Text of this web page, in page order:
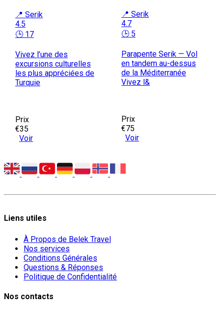
📍 Serik
4.5
🕒 17
Vivez l’une des
excursions culturelles
les plus appréciées de
Turquie
Prix
€35
Voir
📍 Serik
4.7
🕒 5
Parapente Serik — Vol
en tandem au-dessus
de la Méditerranée
Vivez l&
Prix
€75
Voir
Liens utiles
À Propos de Belek Travel
Nos services
Conditions Générales
Questions & Réponses
Politique de Confidentialité
Nos contacts